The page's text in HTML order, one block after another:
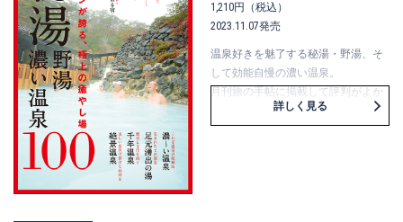
1,210円（税込）
2023.11.07発売
温泉好きを魅了する秘湯・野湯、そ
して効能自慢の濃い温泉。
月刊旅の手帖に掲載して評判がよか
ったところに、新たな極上温泉を加
え、全103湯を厳選しました。何時間
詳しく見る